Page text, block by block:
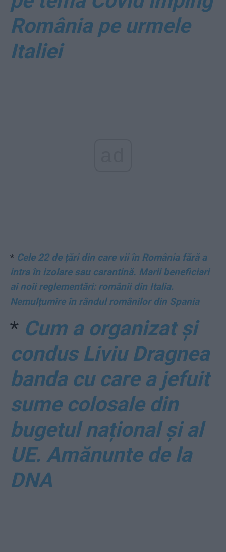
România pe urmele
Italiei
* Cele 22 de țări din care vii în România fără a
intra în izolare sau carantină. Marii beneficiari
ai noii reglementări: românii din Italia.
Nemulțumire în rândul românilor din Spania
* Cum a organizat și
condus Liviu Dragnea
banda cu care a jefuit
sume colosale din
bugetul național și al
UE. Amănunte de la
DNA